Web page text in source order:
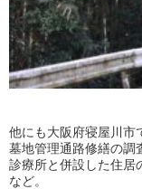
他にも大阪府寝屋川市
墓地管理通路修繕の調
診療所と併設した住居
など。